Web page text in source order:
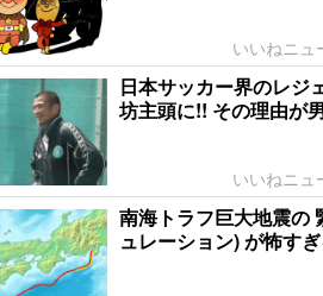
いいねニュ
日本サッカー界のレジ
坊主頭に!! その理由が
いいねニュ
南海トラフ巨大地震の
ュレーション) が怖すぎ